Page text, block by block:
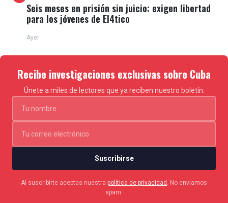
Seis meses en prisión sin juicio: exigen libertad
para los jóvenes de El4tico
Ayer
Recibe investigaciones exclusivas sobre Cuba
Únete a miles de lectores que ya reciben nuestro boletín.
Suscribirse
Al suscribirte aceptas nuestra política de privacidad
. No enviamos
spam.